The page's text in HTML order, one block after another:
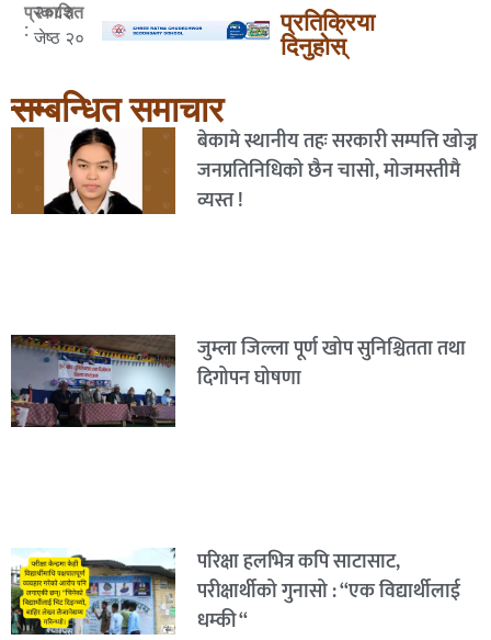
प्रकाशित
:
२०८३
जेष्ठ २०
प्रतिक्रिया
दिनुहोस्
सम्बन्धित समाचार
बेकामे स्थानीय तहः सरकारी सम्पत्ति खोज्न
जनप्रतिनिधिको छैन चासो, मोजमस्तीमै
व्यस्त !
जुम्ला जिल्ला पूर्ण खोप सुनिश्चितता तथा
दिगोपन घोषणा
परिक्षा हलभित्र कपि साटासाट,
परीक्षार्थीको गुनासो : “एक विद्यार्थीलाई
धम्की “